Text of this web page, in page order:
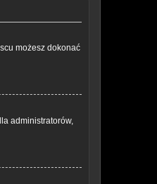
możesz dokonać
administratorów,